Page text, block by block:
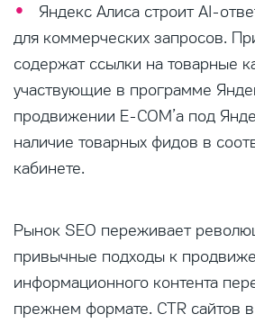
Яндекс Алиса строит AI-
для коммерческих запросов.
содержат ссылки на товарные
участвующие в программе
продвижении E-COM’а под
наличие товарных фидов в
кабинете.
Рынок SEO переживает
привычные подходы к
информационного контента
прежнем формате. CTR сайтов